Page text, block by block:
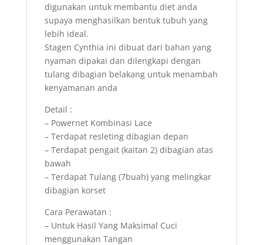
digunakan untuk membantu diet anda
supaya menghasilkan bentuk tubuh yang
lebih ideal.
Stagen Cynthia ini dibuat dari bahan yang
nyaman dipakai dan dilengkapi dengan
tulang dibagian belakang untuk menambah
kenyamanan anda
Detail :
– Powernet Kombinasi Lace
– Terdapat resleting dibagian depan
– Terdapat pengait (kaitan 2) dibagian atas
bawah
– Terdapat Tulang (7buah) yang melingkar
dibagian korset
Cara Perawatan :
– Untuk Hasil Yang Maksimal Cuci
menggunakan Tangan